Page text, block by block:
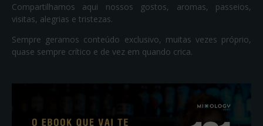
Compartilhamos aqui nossos gostos, aromas, passeios,
visitas, alegrias e tristezas.
Sempre geramos conteúdo exclusivo, muitas vezes próprio,
quase sempre crítico e de vez em quando crica.